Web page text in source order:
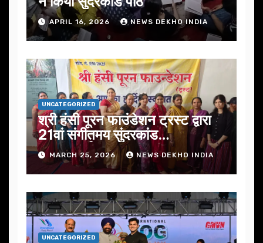
APRIL 16, 2026 NEWS DEKHO INDIA
UNCATEGORIZED
श्री हंसी पूरन फाउंडेशन ट्रस्ट द्वारा
21वां संगीतमय सुंदरकांड
सफलतापूर्वक संपन्न
MARCH 25, 2026 NEWS DEKHO INDIA
UNCATEGORIZED